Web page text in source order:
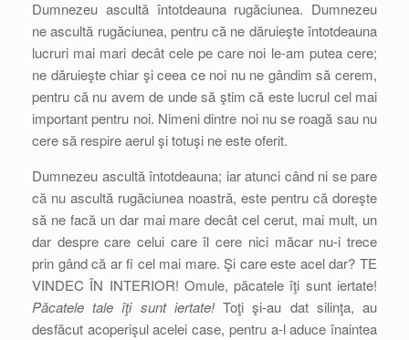
Dumnezeu ascultă întotdeauna rugăciunea. Dumnezeu
ne ascultă rugăciunea, pentru că ne dăruieşte întotdeauna
lucruri mai mari decât cele pe care noi le-am putea cere;
ne dăruieşte chiar şi ceea ce noi nu ne gândim să cerem,
pentru că nu avem de unde să ştim că este lucrul cel mai
important pentru noi. Nimeni dintre noi nu se roagă sau nu
cere să respire aerul şi totuşi ne este oferit.
Dumnezeu ascultă întotdeauna; iar atunci când ni se pare
că nu ascultă rugăciunea noastră, este pentru că doreşte
să ne facă un dar mai mare decât cel cerut, mai mult, un
dar despre care celui care îl cere nici măcar nu-i trece
prin gând că ar fi cel mai mare. Şi care este acel dar? TE
VINDEC ÎN INTERIOR! Omule, păcatele îţi sunt iertate!
Păcatele tale îţi sunt iertate!Toţi şi-au dat silinţa, au
desfăcut acoperişul acelei case, pentru a-l aduce înaintea